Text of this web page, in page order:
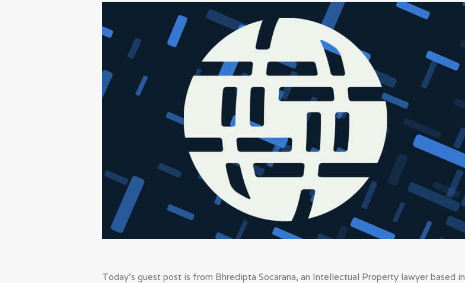
Today’s guest post is from Bhredipta Socarana, an Intellectual Property lawyer based in